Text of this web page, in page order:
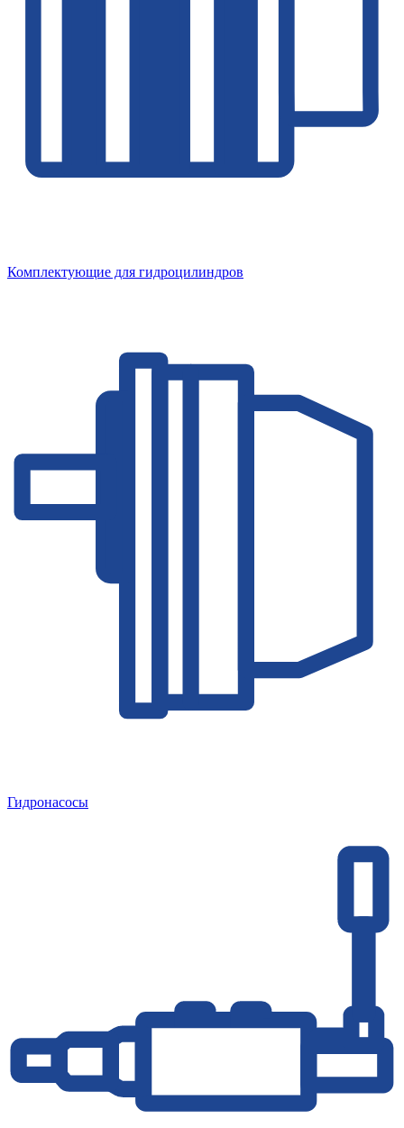
Комплектующие для гидроцилиндров
Гидронасосы